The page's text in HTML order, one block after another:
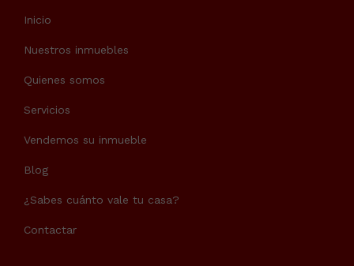
Inicio
Nuestros inmuebles
Quienes somos
Servicios
Vendemos su inmueble
Blog
¿Sabes cuánto vale tu casa?
Contactar